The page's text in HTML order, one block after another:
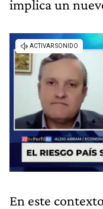
implica un
En este